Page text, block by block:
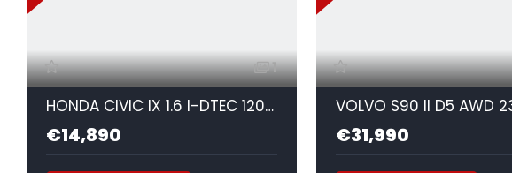
1
HONDA CIVIC IX 1.6 I-DTEC 120 SPORT
€14,890 €31,990